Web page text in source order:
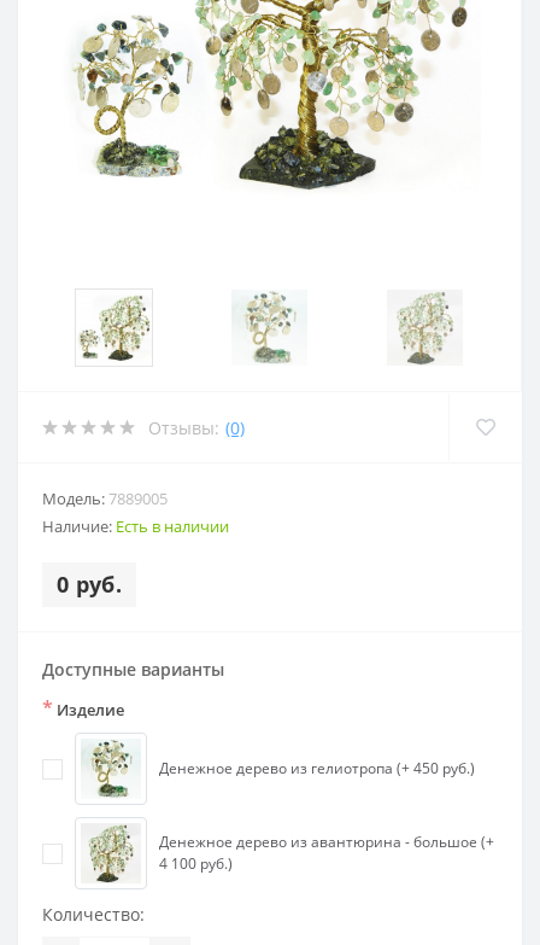
Отзывы: (0)
Модель:7889005
Наличие: Есть в наличии
0 руб.
Доступные варианты
* Изделие
Денежное дерево из гелиотропа (+ 450 руб.)
Денежное дерево из авантюрина - большое (+
4 100 руб.)
Количество: